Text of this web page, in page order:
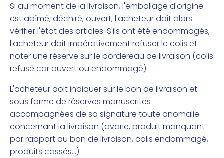
Si au moment de la livraison, l'emballage d'origine
est abîmé, déchiré, ouvert, l'acheteur doit alors
vérifier l'état des articles. S'ils ont été endommagés,
l'acheteur doit impérativement refuser le colis et
noter une réserve sur le bordereau de livraison (colis
refusé car ouvert ou endommagé).
L'acheteur doit indiquer sur le bon de livraison et
sous forme de réserves manuscrites
accompagnées de sa signature toute anomalie
concernant la livraison (avarie, produit manquant
par rapport au bon de livraison, colis endommagé,
produits cassés...).